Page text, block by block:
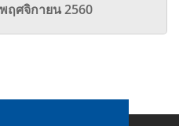
ฤศจิกายน 2560